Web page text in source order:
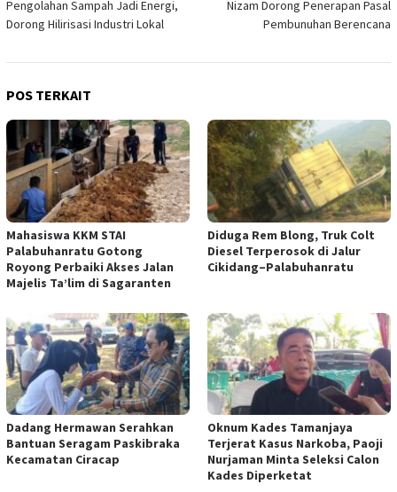
Pengolahan Sampah Jadi Energi,
Dorong Hilirisasi Industri Lokal
Nizam Dorong Penerapan Pasal
Pembunuhan Berencana
POS TERKAIT
Mahasiswa KKM STAI
Palabuhanratu Gotong
Royong Perbaiki Akses Jalan
Majelis Ta’lim di Sagaranten
Diduga Rem Blong, Truk Colt
Diesel Terperosok di Jalur
Cikidang–Palabuhanratu
Dadang Hermawan Serahkan
Bantuan Seragam Paskibraka
Kecamatan Ciracap
Oknum Kades Tamanjaya
Terjerat Kasus Narkoba, Paoji
Nurjaman Minta Seleksi Calon
Kades Diperketat